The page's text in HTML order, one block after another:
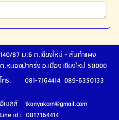
140/87 ม.6 ถ.เชียงใหม่ - สันกำแพง
ต.หนองป่าครั่ง อ.เมือง เชียงใหม่ 50000
โทร. 081-7164414 089-6350133
อีเมลล์ tkanyakorn@gmail.com
Line id : 0817164414